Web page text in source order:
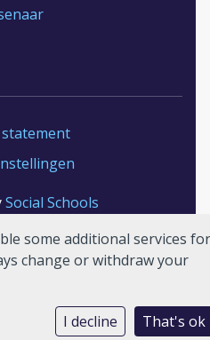
statement
Social Schools
some additional services for
change or withdraw your
I decline That's ok